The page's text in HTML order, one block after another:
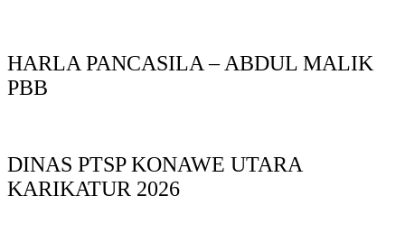
HARLA PANCASILA – ABDUL MALIK
PBB
DINAS PTSP KONAWE UTARA
KARIKATUR 2026